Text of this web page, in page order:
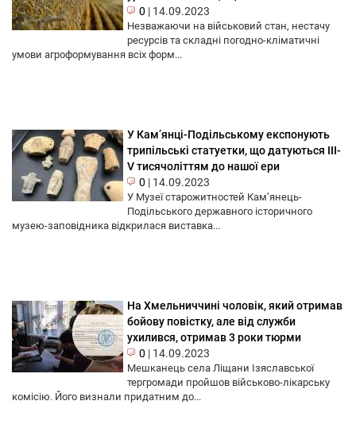
0 | 14.09.2023
Незважаючи на військовий стан, нестачу
ресурсів та складні погодно-кліматичні
умови агроформування всіх форм...
У Кам’янці-Подільському експонують
трипільські статуетки, що датуються ІІІ-
V тисячоліттям до нашої ери
0 | 14.09.2023
У Музеї старожитностей Кам’янець-
Подільського державного історичного
музею-заповідника відкрилася виставка...
На Хмельниччині чоловік, який отримав
бойову повістку, але від служби
ухилився, отримав 3 роки тюрми
0 | 14.09.2023
Мешканець села Ліщани Ізяславської
тергромади пройшов військово-лікарську
комісію. Його визнали придатним до...